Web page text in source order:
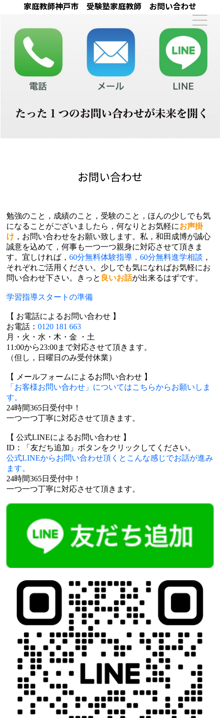
家庭教師神戸市 受験塾家庭教師 お問い合わせ
お問い合わせ
勉強のこと，成績のこと，受験のこと，ほんの少しでも気
になることがございましたら，何なりとお気軽にお声掛
け ，お問い合わせをお願い致します。私，和田成博が誠心
誠意を込めて，何事も一つ一つ親身に対応させて頂きま
す。宜しければ，60分無料体験指導，60分無料進学相談 ，
それぞれご活用ください。少しでも気になればお気軽にお
問い合わせ下さい。きっと 良いお話が出来るはずです。
学習指導スタートの準備
【 お電話によるお問い合わせ 】
お電話：0120 181 663
月・火・水・木・金 ・土
11:00から23:00まで対応させて頂きます。
（但し，日曜日のみ受付休業）
【 メールフォームによるお問い合わせ 】
「お客様お問い合わせ」についてはこちらからお願いしま
す。
24時間365日受付中！
一つ一つ丁寧に対応させて頂きます。
【 公式LINEによるお問い合わせ 】
ID：「友だち追加」ボタンをクリックしてください。
公式LINEからお問い合わせ頂くとこんな感じでお話が進み
ます。
24時間365日受付中！
一つ一つ丁寧に対応させて頂きます。